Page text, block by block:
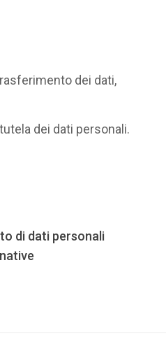
dei dati,
dei dati personali.
di dati personali